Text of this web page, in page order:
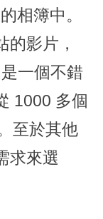
相簿中。
的影片，
一個不錯
1000 多個
至於其他
求來選